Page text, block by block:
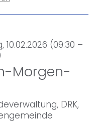
10.02.2026 (09:30 –
Morgen-
DRK,